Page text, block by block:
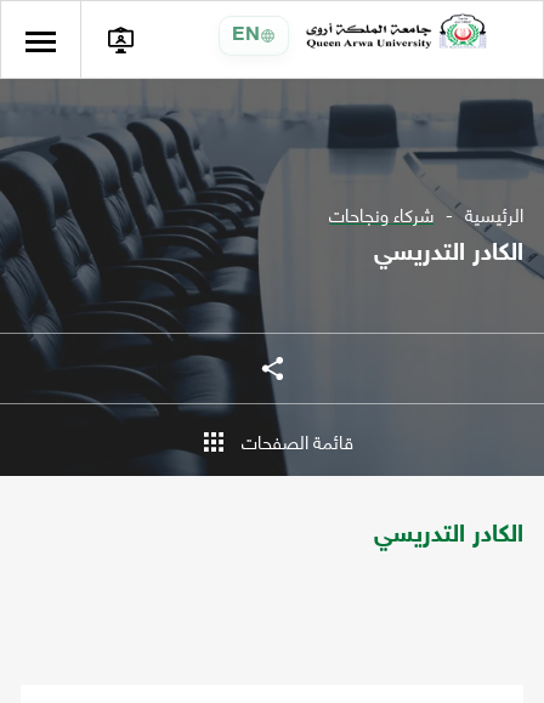
EN
الرئيسية شركاء ونجاحات
الكادر التدريسي
شارك
شارك
قائمة الصفحات
الكادر التدريسي